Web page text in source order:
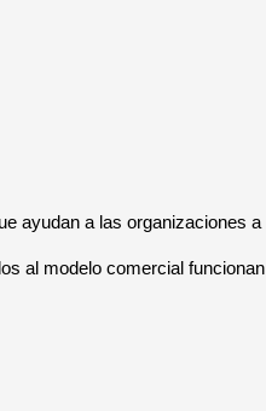
ayudan a las organizaciones a
al modelo comercial funcionan